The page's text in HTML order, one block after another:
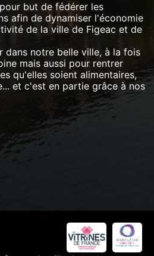
but de fédérer les
afin de dynamiser l'économie
de la ville de Figeac et de
dans notre belle ville, à la fois
mais aussi pour rentrer
qu'elles soient alimentaires,
et c'est en partie grâce à nos